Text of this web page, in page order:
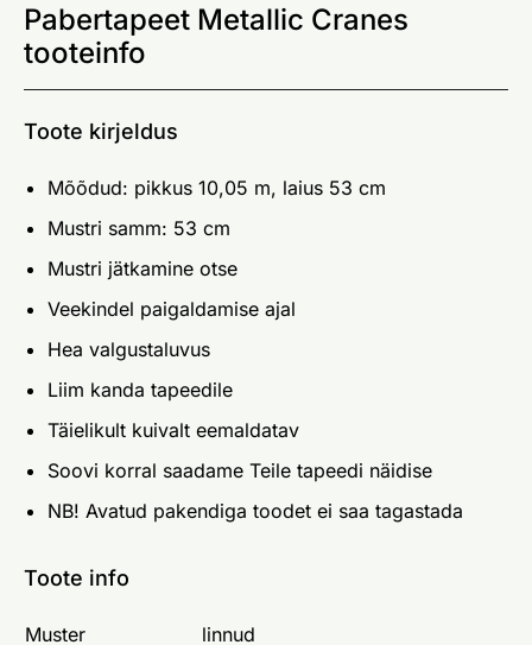
Pabertapeet Metallic Cranes
tooteinfo
Toote kirjeldus
Mõõdud: pikkus 10,05 m, laius 53 cm
Mustri samm: 53 cm
Mustri jätkamine otse
Veekindel paigaldamise ajal
Hea valgustaluvus
Liim kanda tapeedile
Täielikult kuivalt eemaldatav
Soovi korral saadame Teile tapeedi näidise
NB! Avatud pakendiga toodet ei saa tagastada
Toote info
Muster linnud